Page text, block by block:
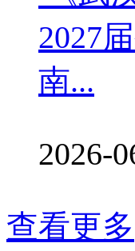
2027
南...
2026-
查看更多